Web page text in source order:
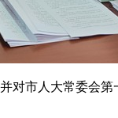
市人大常委会第